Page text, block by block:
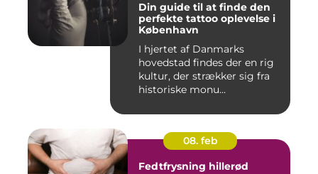
Din guide til at finde den
perfekte tattoo oplevelse i
København
I hjertet af Danmarks
hovedstad findes der en rig
kultur, der strækker sig fra
historiske monu...
08. feb
Fedtfrysning hillerød